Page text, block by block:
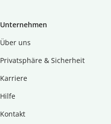
Unternehmen
Über uns
Privatsphäre & Sicherheit
Karriere
Hilfe
Kontakt